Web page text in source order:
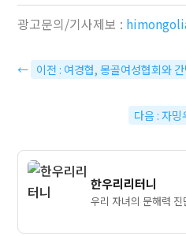
광고문의/기사제보 :
← 이전 : 여경협, 몽골여성협회와
다음 : 자
한우리리터니
우리 자녀의 문해력